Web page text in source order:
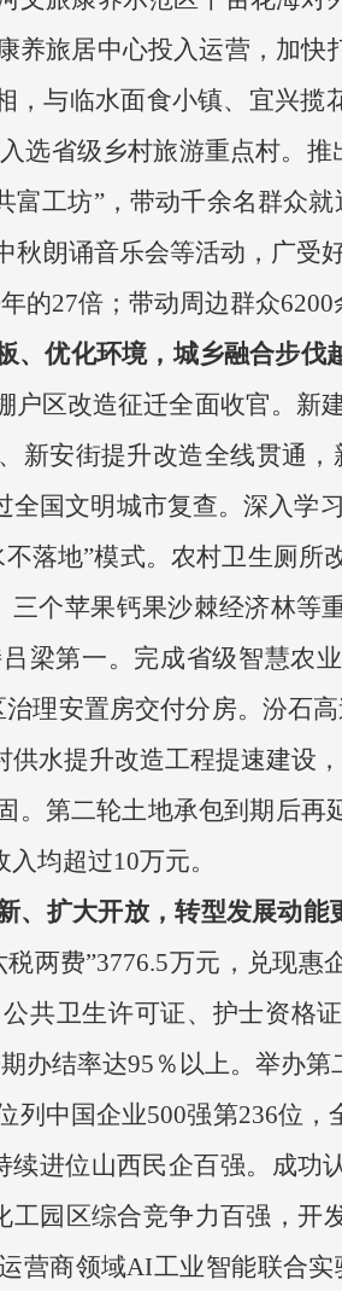
养旅居中心投入运营，加
，与临水面食小镇、宜兴
选省级乡村旅游重点村。
工坊”，带动千余名群众
朗诵音乐会等活动，广受
的27倍；带动周边群众6200
优化环境，城乡融合步伐
区改造征迁全面收官。新
新安街提升改造全线贯通
全国文明城市复查。深入学
落地”模式。农村卫生厕所
三个苹果钙果沙棘经济林等
梁第一。完成省级智慧农
理安置房交付分房。汾石
供水提升改造工程提速建设
。第二轮土地承包到期后再
均超过10万元。
、扩大开放，转型发展动能
两费”3776.5万元，兑现惠
共卫生许可证、护士资格
办结率达95％以上。举办
列中国企业500强第236位
续进位山西民企百强。成功
园区综合竞争力百强，开
营商领域AI工业智能联合